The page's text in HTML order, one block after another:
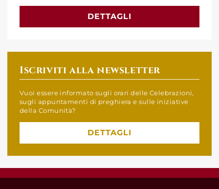
DETTAGLI
Iscriviti alla newsletter
Vuoi essere informato sugli orari delle Celebrazioni,
sugli appuntamenti di preghiera e sulle iniziative
della Comunità?
DETTAGLI